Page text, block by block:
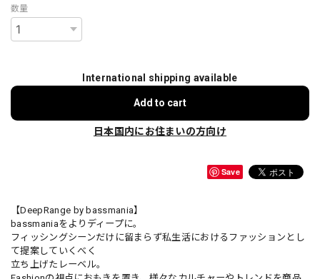
数量
International shipping available
Add to cart
日本国内にお住まいの方向け
Save
【DeepRange by bassmania】
bassmaniaをよりディープに。
フィッシングシーンだけに留まらず私生活におけるファッションとし
て提案していくべく
立ち上げたレーベル。